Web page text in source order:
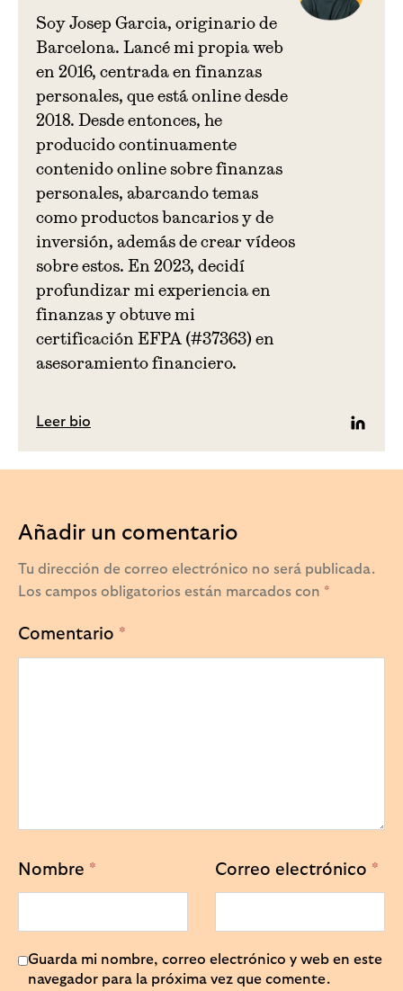
Soy Josep Garcia, originario de
Barcelona. Lancé mi propia web
en 2016, centrada en finanzas
personales, que está online desde
2018. Desde entonces, he
producido continuamente
contenido online sobre finanzas
personales, abarcando temas
como productos bancarios y de
inversión, además de crear vídeos
sobre estos. En 2023, decidí
profundizar mi experiencia en
finanzas y obtuve mi
certificación EFPA (#37363) en
asesoramiento financiero.
Leer bio
Añadir un comentario
Tu dirección de correo electrónico no será publicada.
Los campos obligatorios están marcados con *
Comentario *
Nombre * Correo electrónico *
Guarda mi nombre, correo electrónico y web en este
navegador para la próxima vez que comente.